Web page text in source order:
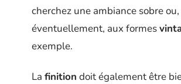
cherchez une ambiance sobre ou,
éventuellement, aux formes
exemple.
La finition doit également être